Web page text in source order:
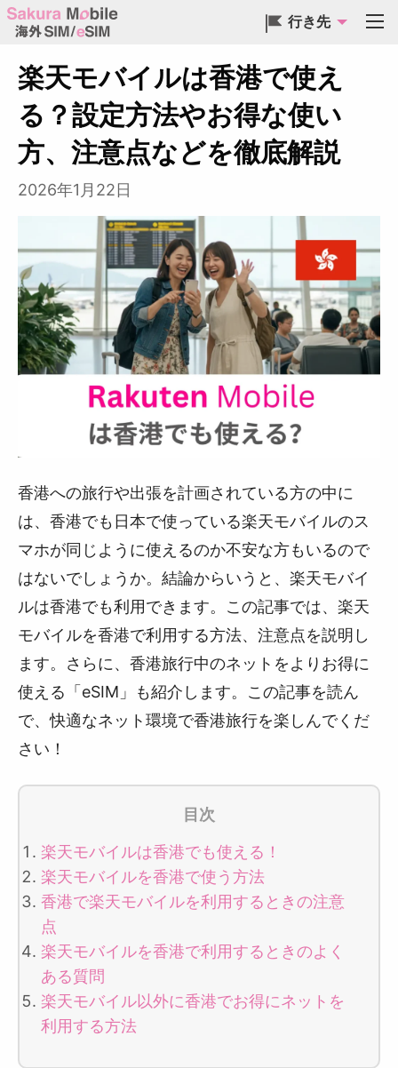
行き先
楽天モバイルは香港で使え
る？設定方法やお得な使い
方、注意点などを徹底解説
2026年1月22日
香港への旅行や出張を計画されている方の中に
は、香港でも日本で使っている楽天モバイルのス
マホが同じように使えるのか不安な方もいるので
はないでしょうか。結論からいうと、楽天モバイ
ルは香港でも利用できます。この記事では、楽天
モバイルを香港で利用する方法、注意点を説明し
ます。さらに、香港旅行中のネットをよりお得に
使える「eSIM」も紹介します。この記事を読ん
で、快適なネット環境で香港旅行を楽しんでくだ
さい！
目次
楽天モバイルは香港でも使える！
楽天モバイルを香港で使う方法
香港で楽天モバイルを利用するときの注意
点
楽天モバイルを香港で利用するときのよく
ある質問
楽天モバイル以外に香港でお得にネットを
利用する方法